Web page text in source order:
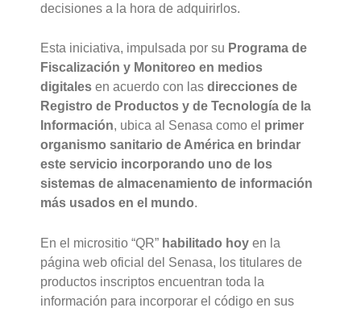
decisiones a la hora de adquirirlos.
Esta iniciativa, impulsada por su Programa de
Fiscalización y Monitoreo en medios
digitales en acuerdo con lasdirecciones de
Registro de Productos y de Tecnología de la
Información, ubica al Senasa como el primer
organismo sanitario de América en brindar
este servicio incorporando uno de los
sistemas de almacenamiento de información
más usados en el mundo.
En el micrositio “QR” habilitado hoy en la
página web oficial del Senasa, los titulares de
productos inscriptos encuentran toda la
información para incorporar el código en sus